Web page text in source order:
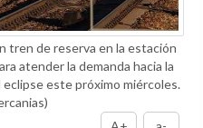
tren de reserva en la estación
atender la demanda hacia la
eclipse este próximo miércoles.